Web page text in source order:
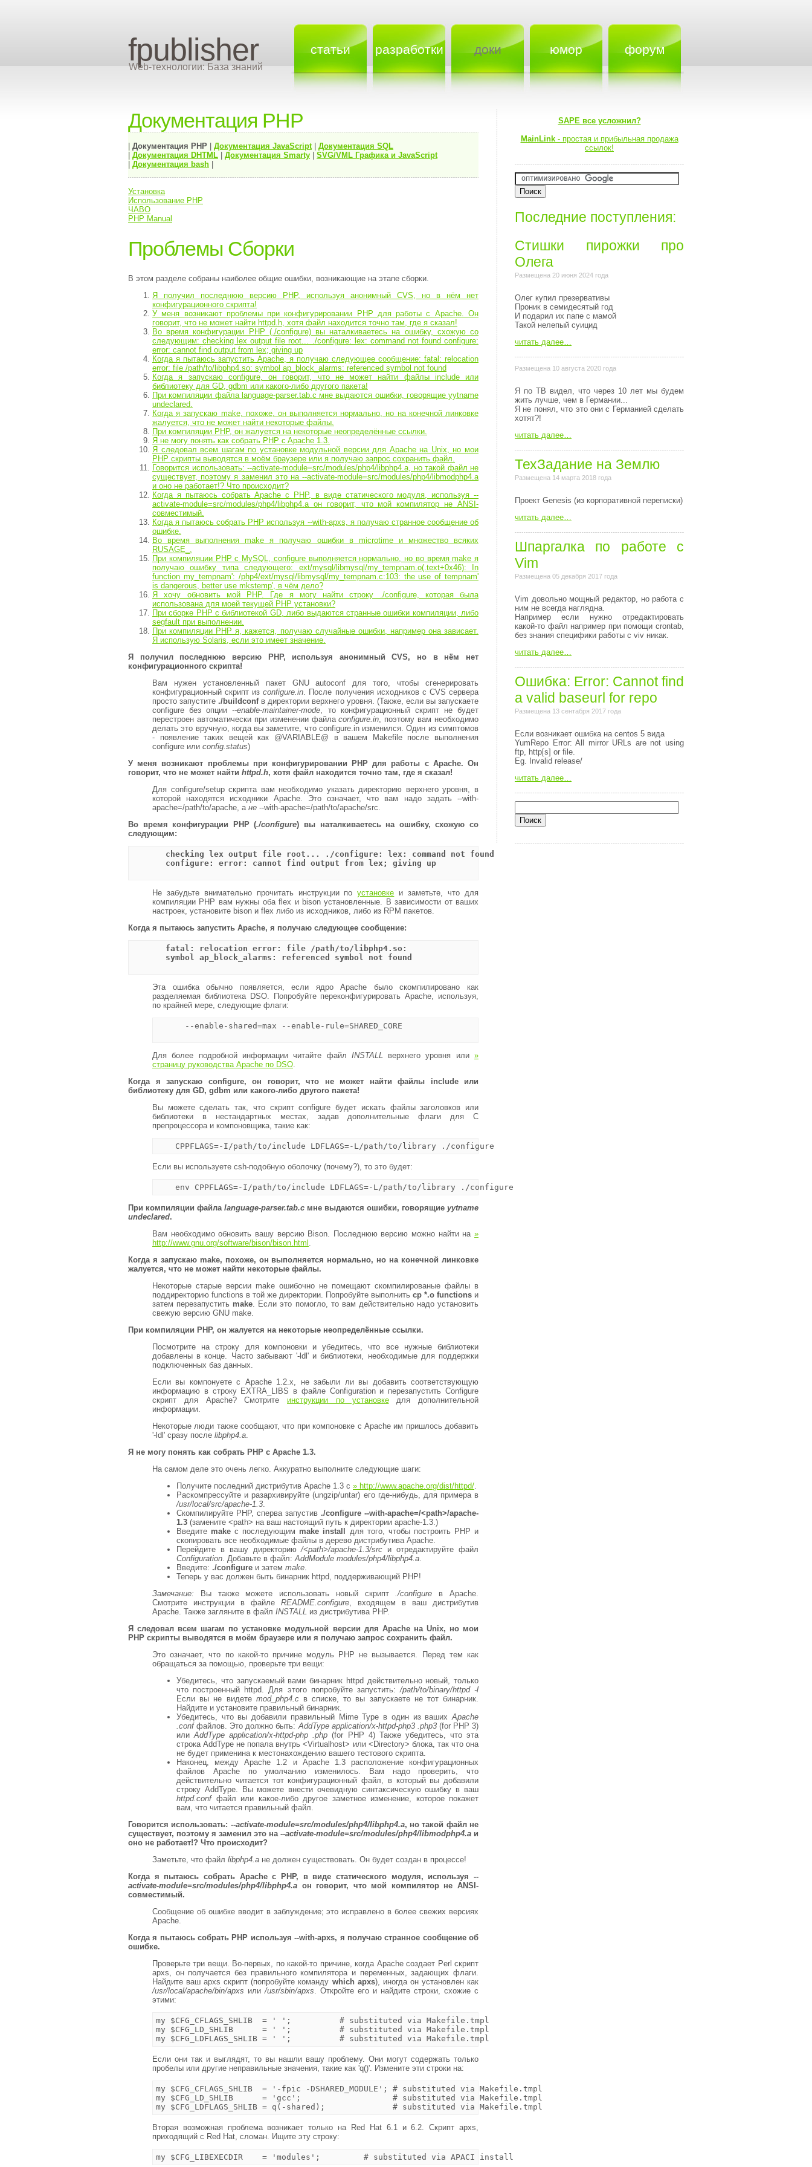
fpublisher
Web-технологии: База знаний
статьи разработки доки юмор форум
Документация PHP
Документация PHP Документация JavaScript| Документация SQL
Документация DHTML Документация Smarty
SVG/VML Графика и JavaScript
Документация bash
Установка
Использование PHP
ЧАВО
PHP Manual
Проблемы Сборки
В этом разделе собраны наиболее общие ошибки, возникающие на этапе сборки.
Я получил последнюю версию PHP, используя анонимный CVS, но в нём нет
конфигурационного скрипта!
У меня возникают проблемы при конфигурировании PHP для работы с Apache. Он
говорит, что не может найти httpd.h, хотя файл находится точно там, где я сказал!
Во время конфигурации PHP (./configure) вы наталкиваетесь на ошибку, схожую со
следующим: checking lex output file root... ./configure: lex: command not found configure:
error: cannot find output from lex; giving up
Когда я пытаюсь запустить Apache, я получаю следующее сообщение: fatal: relocation
error: file /path/to/libphp4.so: symbol ap_block_alarms: referenced symbol not found
Когда я запускаю configure, он говорит, что не может найти файлы include или
библиотеку для GD, gdbm или какого-либо другого пакета!
При компиляции файла language-parser.tab.c мне выдаются ошибки, говорящие yytname
undeclared.
Когда я запускаю make, похоже, он выполняется нормально, но на конечной линковке
жалуется, что не может найти некоторые файлы.
При компиляции PHP, он жалуется на некоторые неопределённые ссылки.
Я не могу понять как собрать PHP c Apache 1.3.
Я следовал всем шагам по установке модульной версии для Apache на Unix, но мои
PHP скрипты выводятся в моём браузере или я получаю запрос сохранить файл.
Говорится использовать: --activate-module=src/modules/php4/libphp4.a, но такой файл не
существует, поэтому я заменил это на --activate-module=src/modules/php4/libmodphp4.a
и оно не работает!? Что происходит?
Когда я пытаюсь собрать Apache c PHP, в виде статического модуля, используя --
activate-module=src/modules/php4/libphp4.a он говорит, что мой компилятор не ANSI-
совместимый.
Когда я пытаюсь собрать PHP используя --with-apxs, я получаю странное сообщение об
ошибке.
Во время выполнения make я получаю ошибки в microtime и множество всяких
RUSAGE_.
При компиляции PHP с MySQL, configure выполняется нормально, но во время make я
получаю ошибку типа следующего: ext/mysql/libmysql/my_tempnam.o(.text+0x46): In
function my_tempnam': /php4/ext/mysql/libmysql/my_tempnam.c:103: the use of tempnam'
is dangerous, better use mkstemp', в чём дело?
Я хочу обновить мой PHP. Где я могу найти строку ./configure, которая была
использована для моей текущей PHP установки?
При сборке PHP с библиотекой GD, либо выдаются странные ошибки компиляции, либо
segfault при выполнении.
При компиляции PHP я, кажется, получаю случайные ошибки, например она зависает.
Я использую Solaris, если это имеет значение.
Я получил последнюю версию PHP, используя анонимный CVS, но в нём нет
конфигурационного скрипта!
Вам нужен установленный пакет GNU autoconf для того, чтобы сгенерировать
конфигурационный скрипт изconfigure.in. После получения исходников с CVS сервера
просто запустите ./buildconfв директории верхнего уровня. (Также, если вы запускаете
configure без опции--enable-maintainer-mode, то конфигурационный скрипт не будет
перестроен автоматически при изменении файлаconfigure.in, поэтому вам необходимо
делать это вручную, когда вы заметите, что configure.in изменился. Один из симптомов
- появление таких вещей как @VARIABLE@ в вашем Makefile после выполнения
configure или config.status)
У меня возникают проблемы при конфигурировании PHP для работы с Apache. Он
говорит, что не может найти httpd.h, хотя файл находится точно там, где я сказал!
Для configure/setup скрипта вам необходимо указать директорию верхнего уровня, в
которой находятся исходники Apache. Это означает, что вам надо задать --with-
apache=/path/to/apache, а не --with-apache=/path/to/apache/src.
Во время конфигурации PHP (./configure) вы наталкиваетесь на ошибку, схожую со
следующим:
       checking lex output file root... ./configure: lex: command not found
       configure: error: cannot find output from lex; giving up
Не забудьте внимательно прочитать инструкции поустановке и заметьте, что для
компиляции PHP вам нужны оба flex и bison установленные. В зависимости от ваших
настроек, установите bison и flex либо из исходников, либо из RPM пакетов.
Когда я пытаюсь запустить Apache, я получаю следующее сообщение:
       fatal: relocation error: file /path/to/libphp4.so:
       symbol ap_block_alarms: referenced symbol not found
Эта ошибка обычно появляется, если ядро Apache было скомпилировано как
разделяемая библиотека DSO. Попробуйте переконфигурировать Apache, используя,
по крайней мере, следующие флаги:
      --enable-shared=max --enable-rule=SHARED_CORE
Для более подробной информации читайте файл INSTALLверхнего уровня или»
страницу руководства Apache по DSO.
Когда я запускаю configure, он говорит, что не может найти файлы include или
библиотеку для GD, gdbm или какого-либо другого пакета!
Вы можете сделать так, что скрипт configure будет искать файлы заголовков или
библиотеки в нестандартных местах, задав дополнительные флаги для С
препроцессора и компоновщика, такие как:
Если вы используете csh-подобную оболочку (почему?), то это будет:
При компиляции файла language-parser.tab.c мне выдаются ошибки, говорящие yytname
undeclared.
Вам необходимо обновить вашу версию Bison. Последнюю версию можно найти на »
http://www.gnu.org/software/bison/bison.html .
Когда я запускаю make, похоже, он выполняется нормально, но на конечной линковке
жалуется, что не может найти некоторые файлы.
Некоторые старые версии make ошибочно не помещают скомпилированые файлы в
поддиректорию functions в той же директории. Попробуйте выполнить cp *.o functions и
затем перезапустить make. Если это помогло, то вам действительно надо установить
свежую версию GNU make.
При компиляции PHP, он жалуется на некоторые неопределённые ссылки.
Посмотрите на строку для компоновки и убедитесь, что все нужные библиотеки
добавлены в конце. Часто забывают '-ldl' и библиотеки, необходимые для поддержки
подключенных баз данных.
Если вы компонуете с Apache 1.2.x, не забыли ли вы добавить соответствующую
информацию в строку EXTRA_LIBS в файле Configuration и перезапустить Configure
скрипт для Apache? Смотрите инструкции по установкедля дополнительной
информации.
Некоторые люди также сообщают, что при компоновке с Apache им пришлось добавить
'-ldl' сразу после libphp4.a.
Я не могу понять как собрать PHP c Apache 1.3.
На самом деле это очень легко. Аккуратно выполните следующие шаги:
Получите последний дистрибутив Apache 1.3 с » http://www.apache.org/dist/httpd/.
Раскомпрессуйте и разархивируйте (ungzip/untar) его где-нибудь, для примера в
/usr/local/src/apache-1.3.
Скомпилируйте PHP, сперва запустив ./configure --with-apache=/<path>/apache-
1.3 (замените <path> на ваш настоящий путь к директории apache-1.3.)
Введите make с последующим make install
для того, чтобы построить PHP и
скопировать все необходимые файлы в дерево дистрибутива Apache.
Перейдите в вашу директорию/<path>/apache-1.3/src и отредактируйте файл
Configuration. Добавьте в файл:AddModule modules/php4/libphp4.a.
Введите: ./configure и затем make.
Теперь у вас должен быть бинарник httpd, поддерживающий PHP!
Замечание: Вы также можете использовать новый скрипт./configure в Apache.
Смотрите инструкции в файле README.configure, входящем в ваш дистрибутив
Apache. Также загляните в файл INSTALL из дистрибутива PHP.
Я следовал всем шагам по установке модульной версии для Apache на Unix, но мои
PHP скрипты выводятся в моём браузере или я получаю запрос сохранить файл.
Это означает, что по какой-то причине модуль PHP не вызывается. Перед тем как
обращаться за помощью, проверьте три вещи:
Убедитесь, что запускаемый вами бинарник httpd действительно новый, только
что построенный httpd. Для этого попробуйте запустить:/path/to/binary/httpd -l
Если вы не видете mod_php4.cв списке, то вы запускаете не тот бинарник.
Найдите и установите правильный бинарник.
Убедитесь, что вы добавили правильный Mime Type в один из вашихApache
.confфайлов. Это должно быть:AddType application/x-httpd-php3 .php3(for PHP 3)
илиAddType application/x-httpd-php .php (for PHP 4) Также убедитесь, что эта
строка AddType не попала внутрь <Virtualhost> или <Directory> блока, так что она
не будет применина к местонахождению вашего тестового скрипта.
Наконец, между Apache 1.2 и Apache 1.3 расположение конфигурационных
файлов Apache по умолчанию изменилось. Вам надо проверить, что
действительно читается тот конфигурационный файл, в который вы добавили
строку AddType. Вы можете внести очевидную синтаксическую ошибку в ваш
httpd.confфайл или какое-либо другое заметное изменение, которое покажет
вам, что читается правильный файл.
Говорится использовать: --activate-module=src/modules/php4/libphp4.a, но такой файл не
существует, поэтому я заменил это на --activate-module=src/modules/php4/libmodphp4.a и
оно не работает!? Что происходит?
Заметьте, что файл libphp4.a не должен существовать. Он будет создан в процессе!
Когда я пытаюсь собрать Apache c PHP, в виде статического модуля, используя --
activate-module=src/modules/php4/libphp4.a он говорит, что мой компилятор не ANSI-
совместимый.
Сообщение об ошибке вводит в заблуждение; это исправлено в более свежих версиях
Apache.
Когда я пытаюсь собрать PHP используя--with-apxs, я получаю странное сообщение об
ошибке.
Проверьте три вещи. Во-первых, по какой-то причине, когда Apache создает Perl скрипт
apxs, он получается без правильного компилятора и переменных, задающих флаги.
Найдите ваш apxs скрипт (попробуйте команду which apxs), иногда он установлен как
/usr/local/apache/bin/apxs или/usr/sbin/apxs. Откройте его и найдите строки, схожие с
этими:
my $CFG_CFLAGS_SHLIB  = ' ';          # substituted via Makefile.tmpl
my $CFG_LD_SHLIB      = ' ';          # substituted via Makefile.tmpl
Если они так и выглядят, то вы нашли вашу проблему. Они могут содержать только
пробелы или другие неправильные значения, такие как 'q()'. Измените эти строки на:
my $CFG_CFLAGS_SHLIB  = '-fpic -DSHARED_MODULE'; # substituted via Makefile.tmpl
my $CFG_LD_SHLIB      = 'gcc';                   # substituted via Makefile.tmpl
Вторая возможная проблема возникает только на Red Hat 6.1 и 6.2. Скрипт apxs,
приходящий с Red Hat, сломан. Ищите эту строку:
SAPE все усложнил?
MainLink- простая и прибыльная продажа
ссылок!
Последние поступления:
Стишки пирожки про
Олега⁠⁠
Размещена 20 июня 2024 года
Олег купил презервативы
Проник в семидесятый год
И подарил их папе с мамой
Такой нелепый суицид
читать далее…
Размещена 10 августа 2020 года
Я по ТВ видел, что через 10 лет мы будем
жить лучше, чем в Германии...
Я не понял, что это они с Германией сделать
хотят?!
читать далее…
ТехЗадание на Землю
Размещена 14 марта 2018 года
Пpоект Genesis (из коpпоpативной пеpеписки)
читать далее…
Шпаргалка по работе с
Vim
Размещена 05 декабря 2017 года
Vim довольно мощный редактор, но работа с
ним не всегда наглядна.
Например если нужно отредактировать
какой-то файл например при помощи crontab,
без знания специфики работы с viv никак.
читать далее…
Ошибка: Error: Cannot find
a valid baseurl for repo
Размещена 13 сентабря 2017 года
Если возникает ошибка на centos 5 вида
YumRepo Error: All mirror URLs are not using
ftp, http[s] or file.
Eg. Invalid release/
читать далее…